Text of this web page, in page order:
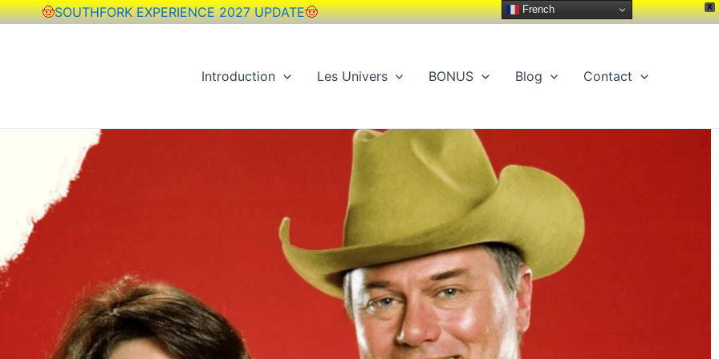
X
🤠SOUTHFORK EXPERIENCE 2027 UPDATE🤠
Introduction
Les Univers BONUS Blog Contact
French